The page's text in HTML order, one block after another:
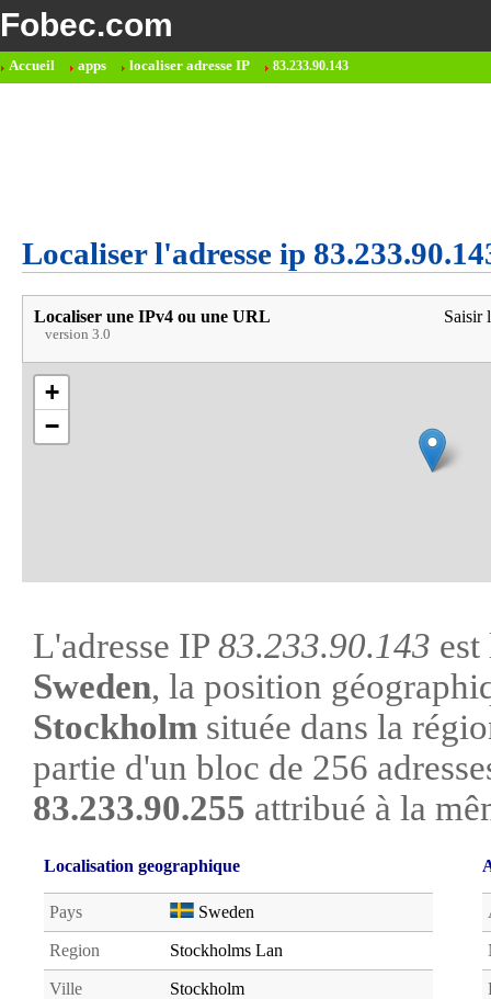
Fobec.com
Accueil apps localiser adresse IP 83.233.90.143
Localiser l'adresse ip
Localiser une IPv4 ou une URL
version 3.0
Saisir
+
−
L'adresse IP 83.233.90.143
Sweden, la position
Stockholm située dans la
partie d'un bloc de 256
83.233.90.255 attribué à la
Localisation geographique
Pays Sweden
Region Stockholms Lan
Ville Stockholm